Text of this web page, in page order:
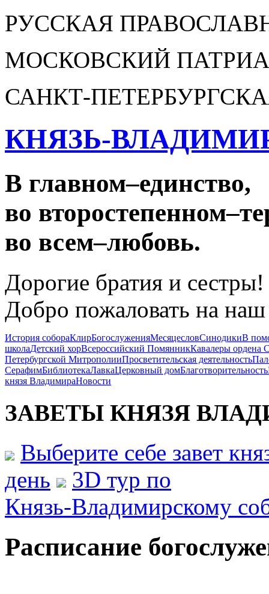
РУССКАЯ
МОСКОВСКИЙ
САНКТ-
КНЯЗЬ-
В главном–единство,
во второстепенном–
во всем–любовь.
Дорогие братия и
Добро пожаловать на наш
История собораКлирБогослуженияМесяцесловСинодикиВ
школаДетский хорВсероссийский ПомянникКавалеры ордена
Петербургской МитрополииПросветительская деятельность
СерафимБиблиотекаЛавкаЦерковный домБлаготворительность
князя ВладимираНовости
ЗАВЕТЫ КНЯЗЯ
Выберите себе завет
день
3D тур по
Князь-Владимирскому
Расписание